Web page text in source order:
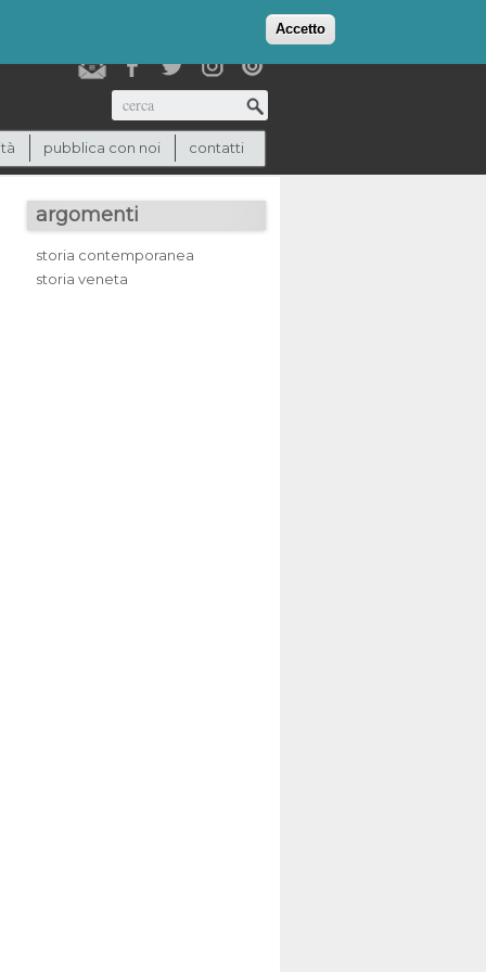
Accetto
(0)
Cerca
pubblica con noi contatti
argomenti
storia contemporanea
storia veneta